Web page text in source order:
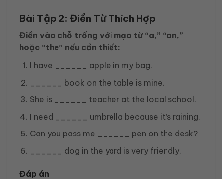
Bài Tập 2: Điền Từ Thích Hợp
Điền vào chỗ trống với mạo từ “a,” “an,”
hoặc “the” nếu cần thiết:
I have ______ apple in my bag.
______ book on the table is mine.
She is ______ teacher at the local school.
I need ______ umbrella because it’s raining.
Can you pass me ______ pen on the desk?
______ dog in the yard is very friendly.
Đáp án